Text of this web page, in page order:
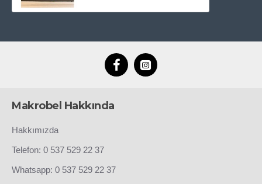
Makrobel Hakkında
Hakkımızda
Telefon: 0 537 529 22 37
Whatsapp: 0 537 529 22 37